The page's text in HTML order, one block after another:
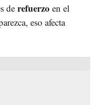
de refuerzo en el
eso afecta